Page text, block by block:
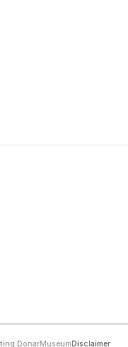
DonarMuseum Disclaimer